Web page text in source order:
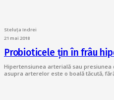
Steluța Indrei
21 mai 2018
Probioticele țin în frâu
Hipertensiunea arterială sau
asupra arterelor este o boală tăcută,